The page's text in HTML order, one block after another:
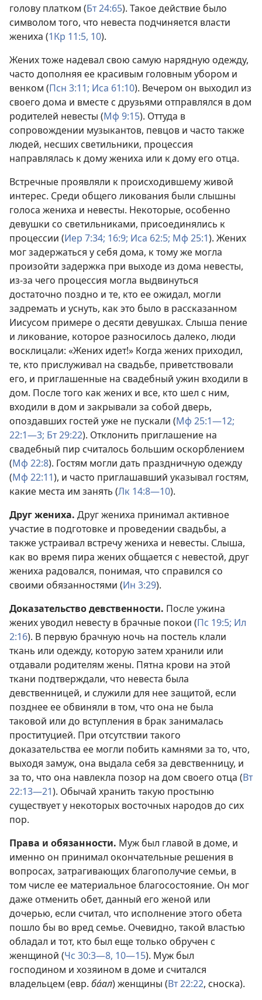
голову платком (Бт 24:65). Такое действие было
символом того, что невеста подчиняется власти
жениха (1Кр 11:5, 10).
Жених тоже надевал свою самую нарядную одежду,
часто дополняя ее красивым головным убором и
венком (Псн 3:11; Иса 61:10). Вечером он выходил из
своего дома и вместе с друзьями отправлялся в дом
родителей невесты (Мф 9:15). Оттуда в
сопровождении музыкантов, певцов и часто также
людей, несших светильники, процессия
направлялась к дому жениха или к дому его отца.
Встречные проявляли к происходившему живой
интерес. Среди общего ликования были слышны
голоса жениха и невесты. Некоторые, особенно
девушки со светильниками, присоединялись к
процессии (Иер 7:34; 16:9; Иса 62:5; Мф 25:1). Жених
мог задержаться у себя дома, к тому же могла
произойти задержка при выходе из дома невесты,
из-за чего процессия могла выдвинуться
достаточно поздно и те, кто ее ожидал, могли
задремать и уснуть, как это было в рассказанном
Иисусом примере о десяти девушках. Слыша пение
и ликование, которое разносилось далеко, люди
восклицали: «Жених идет!» Когда жених приходил,
те, кто прислуживал на свадьбе, приветствовали
его, и приглашенные на свадебный ужин входили в
дом. После того как жених и все, кто шел с ним,
входили в дом и закрывали за собой дверь,
опоздавших гостей уже не пускали (Мф 25:1—12;
22:1—3; Бт 29:22). Отклонить приглашение на
свадебный пир считалось большим оскорблением
(Мф 22:8). Гостям могли дать праздничную одежду
(Мф 22:11), и часто приглашавший указывал гостям,
какие места им занять (Лк 14:8—10).
Друг жениха. Друг жениха принимал активное
участие в подготовке и проведении свадьбы, а
также устраивал встречу жениха и невесты. Слыша,
как во время пира жених общается с невестой, друг
жениха радовался, понимая, что справился со
своими обязанностями (Ин 3:29).
Доказательство девственности. После ужина
жених уводил невесту в брачные покои (Пс 19:5; Ил
2:16). В первую брачную ночь на постель клали
ткань или одежду, которую затем хранили или
отдавали родителям жены. Пятна крови на этой
ткани подтверждали, что невеста была
девственницей, и служили для нее защитой, если
позднее ее обвиняли в том, что она не была
таковой или до вступления в брак занималась
проституцией. При отсутствии такого
доказательства ее могли побить камнями за то, что,
выходя замуж, она выдала себя за девственницу, и
за то, что она навлекла позор на дом своего отца (Вт
22:13—21). Обычай хранить такую простыню
существует у некоторых восточных народов до сих
пор.
Права и обязанности. Муж был главой в доме, и
именно он принимал окончательные решения в
вопросах, затрагивающих благополучие семьи, в
том числе ее материальное благосостояние. Он мог
даже отменить обет, данный его женой или
дочерью, если считал, что исполнение этого обета
пошло бы во вред семье. Очевидно, такой властью
обладал и тот, кто был еще только обручен с
женщиной (Чс 30:3—8, 10—15). Муж был
господином и хозяином в доме и считался
владельцем (евр. ба́ал) женщины (Вт 22:22, сноска).